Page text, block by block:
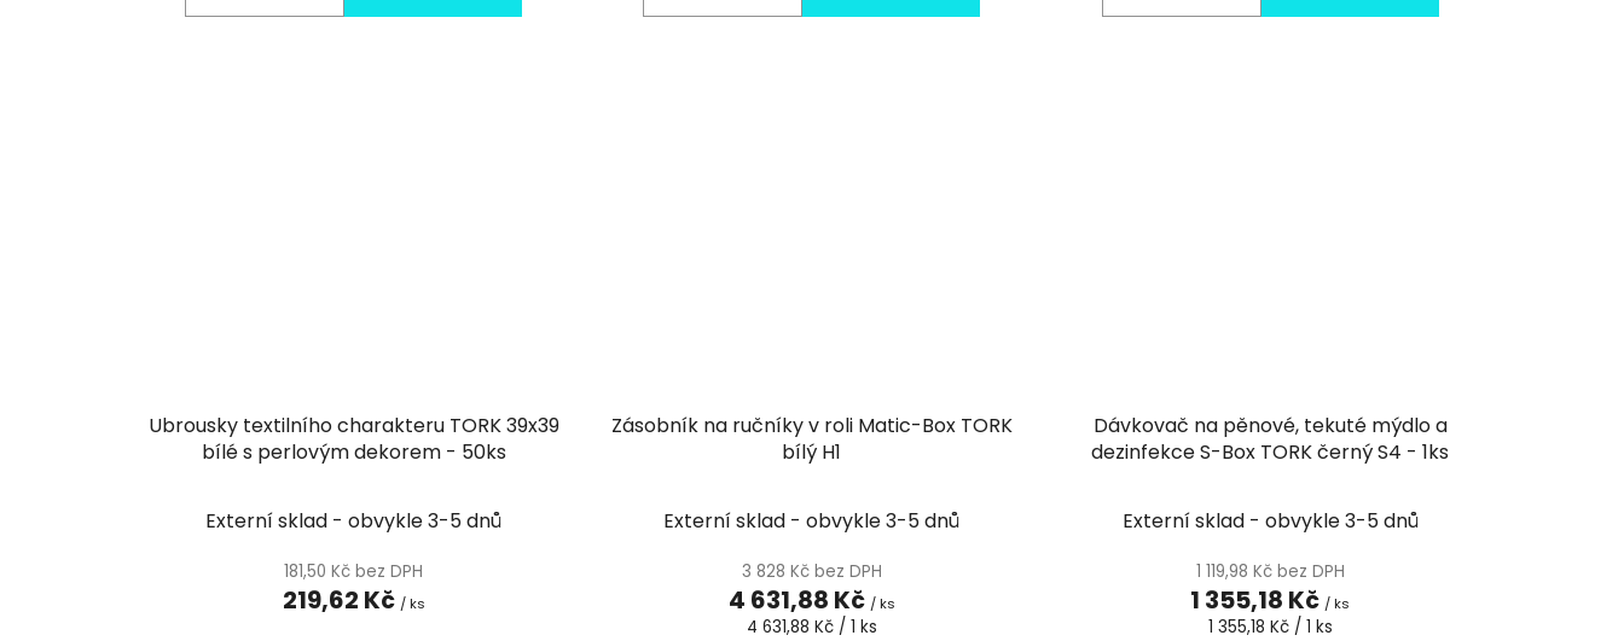
Ubrousky textilního charakteru TORK 39x39
bílé s perlovým dekorem - 50ks
Externí sklad - obvykle 3-5 dnů
181,50 Kč bez DPH
219,62 Kč / ks
Zásobník na ručníky v roli Matic-Box TORK
bílý H1
Externí sklad - obvykle 3-5 dnů
3 828 Kč bez DPH
4 631,88 Kč / ks
Měrná
4 631,88 Kč / 1 ks
Dávkovač na pěnové, tekuté mýdlo a
dezinfekce S-Box TORK černý S4 - 1ks
Externí sklad - obvykle 3-5 dnů
1 119,98 Kč bez DPH
1 355,18 Kč / ks
Měrná
1 355,18 Kč / 1 ks